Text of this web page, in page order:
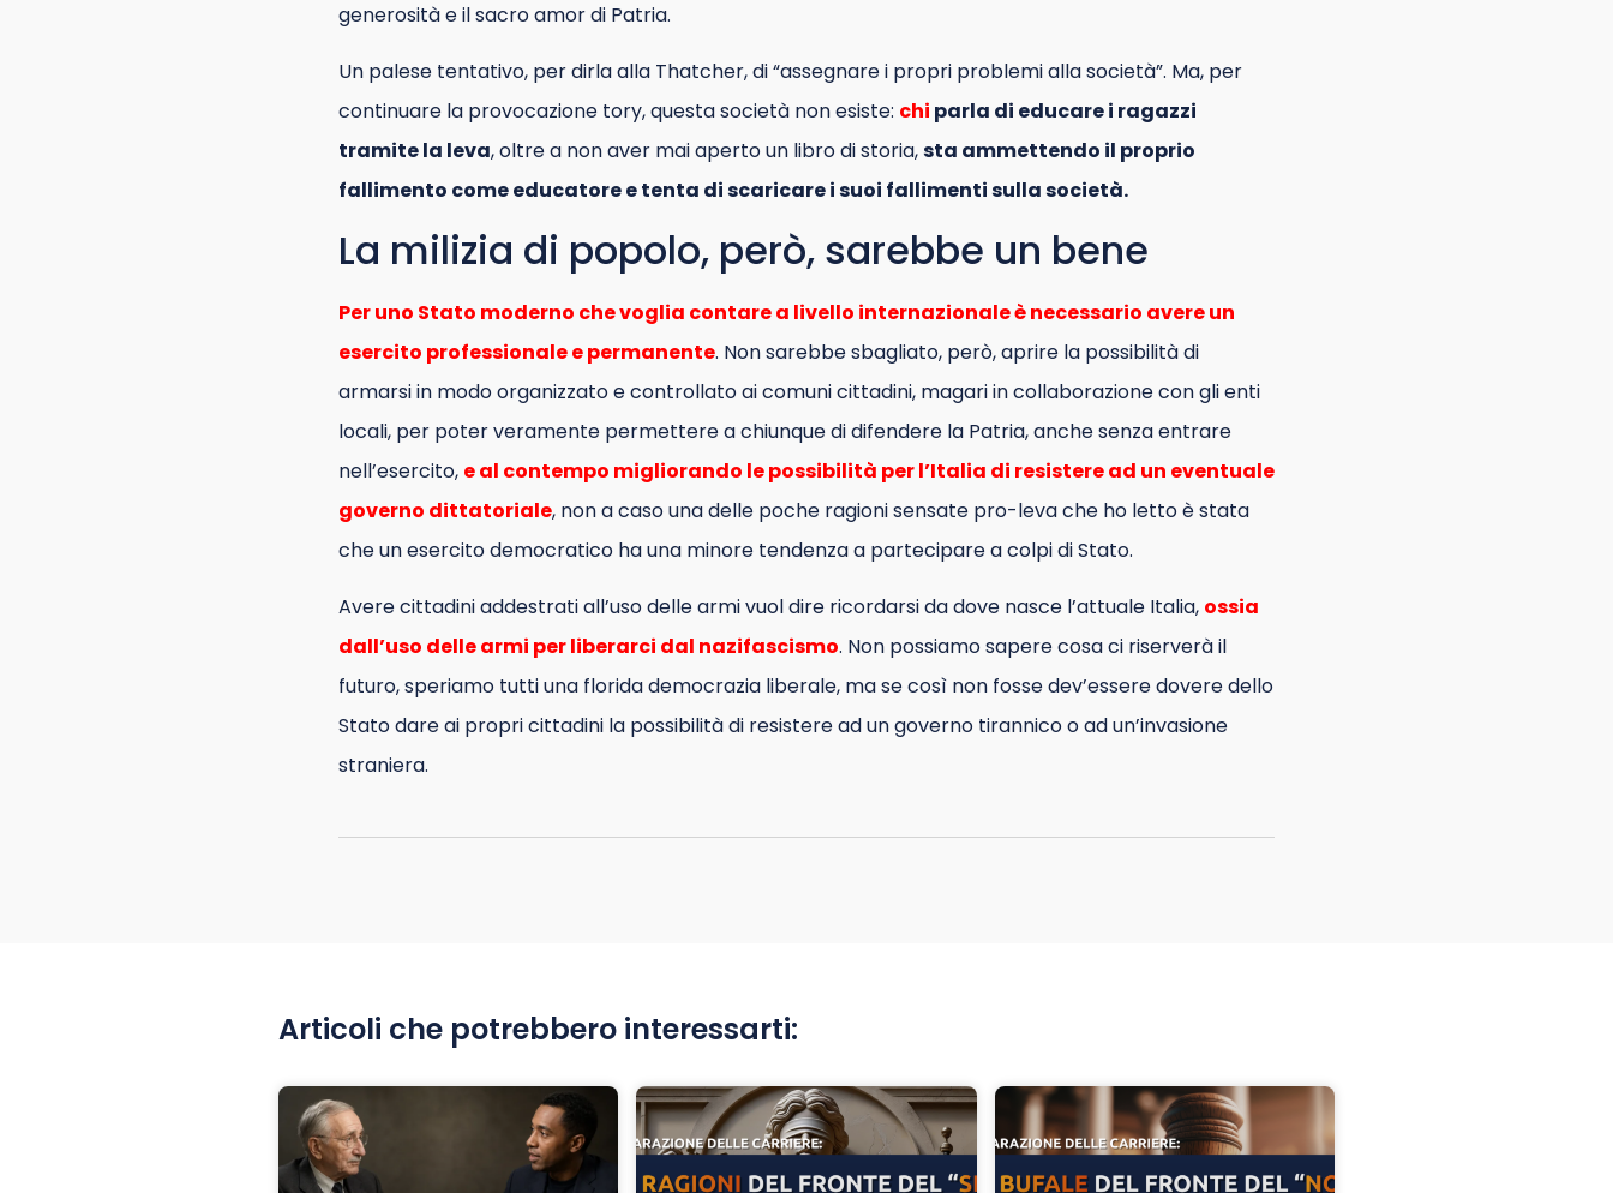
generosità e il sacro amor di Patria.
Un palese tentativo, per dirla alla Thatcher, di “assegnare i propri problemi alla società”. Ma, per
continuare la provocazione tory, questa società non esiste: chi parla di educare i ragazzi
tramite la leva, oltre a non aver mai aperto un libro di storia,sta ammettendo il proprio
fallimento come educatore e tenta di scaricare i suoi fallimenti sulla società.
La milizia di popolo, però, sarebbe un bene
Per uno Stato moderno che voglia contare a livello internazionale è necessario avere un
esercito professionale e permanente. Non sarebbe sbagliato, però, aprire la possibilità di
armarsi in modo organizzato e controllato ai comuni cittadini, magari in collaborazione con gli enti
locali, per poter veramente permettere a chiunque di difendere la Patria, anche senza entrare
nell’esercito, e al contempo migliorando le possibilità per l’Italia di resistere ad un eventuale
governo dittatoriale, non a caso una delle poche ragioni sensate pro-leva che ho letto è stata
che un esercito democratico ha una minore tendenza a partecipare a colpi di Stato.
Avere cittadini addestrati all’uso delle armi vuol dire ricordarsi da dove nasce l’attuale Italia, ossia
dall’uso delle armi per liberarci dal nazifascismo. Non possiamo sapere cosa ci riserverà il
futuro, speriamo tutti una florida democrazia liberale, ma se così non fosse dev’essere dovere dello
Stato dare ai propri cittadini la possibilità di resistere ad un governo tirannico o ad un’invasione
straniera.
Articoli che potrebbero interessarti: